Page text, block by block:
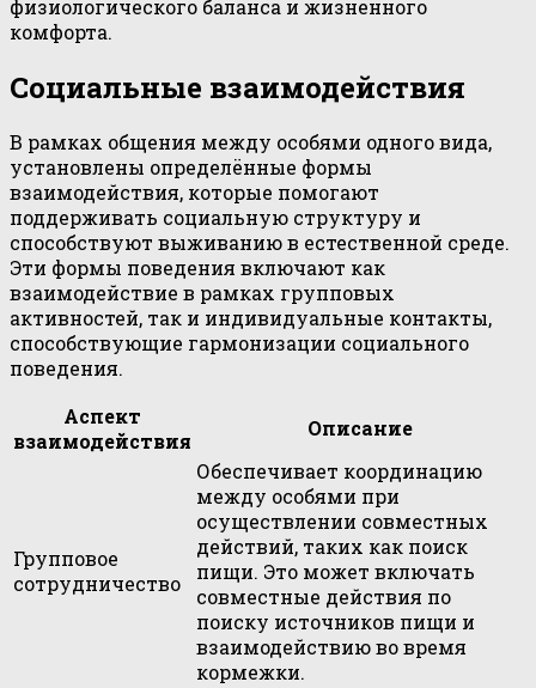
физиологического баланса и жизненного
комфорта.
Социальные взаимодействия
В рамках общения между особями одного вида,
установлены определённые формы
взаимодействия, которые помогают
поддерживать социальную структуру и
способствуют выживанию в естественной среде.
Эти формы поведения включают как
взаимодействие в рамках групповых
активностей, так и индивидуальные контакты,
способствующие гармонизации социального
поведения.
Аспект
взаимодействия
Описание
Групповое
сотрудничество
Обеспечивает координацию
между особями при
осуществлении совместных
действий, таких как поиск
пищи. Это может включать
совместные действия по
поиску источников пищи и
взаимодействию во время
кормежки.